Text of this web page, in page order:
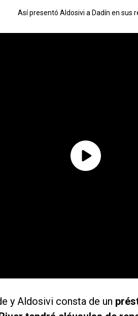
Así presentó Aldosivi a Dadín en sus
y Aldosivi consta de un